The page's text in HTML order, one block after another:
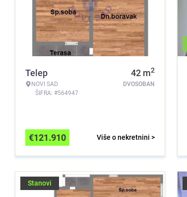
Telep
NOVI SAD
ŠIFRA: #564947
42 m2
DVOSOBAN
Više o nekretnini >
€121.910
Stanovi